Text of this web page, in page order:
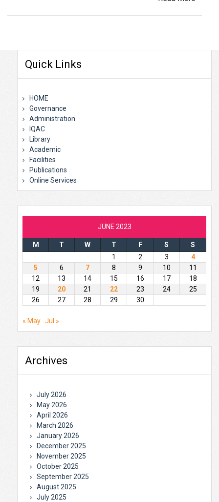
Quick Links
HOME
Governance
Administration
IQAC
Library
Academic
Facilities
Publications
Online Services
JUNE 2023
M T W T F S
S
1
2 3
4
5
6 7 8 9 10
11
12
13 14 15 16 17
18
19
20 21 22 23 24
25
26
27 28 29 30
« May Jul »
Archives
July 2026
May 2026
April 2026
March 2026
January 2026
December 2025
November 2025
October 2025
September 2025
August 2025
July 2025